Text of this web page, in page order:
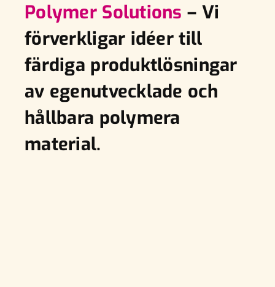
Polymer Solutions – Vi
förverkligar idéer till
färdiga produktlösningar
av egenutvecklade och
hållbara polymera
material.